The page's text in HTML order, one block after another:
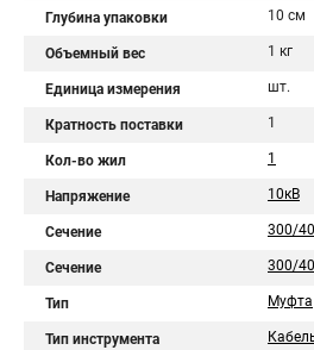
Глубина упаковки 10 см
Объемный вес 1 кг
Единица измерения шт.
Кратность поставки 1
Кол-во жил 1
Напряжение 10кВ
Сечение 300/
Сечение 300/
Тип Муфта
Тип инструмента